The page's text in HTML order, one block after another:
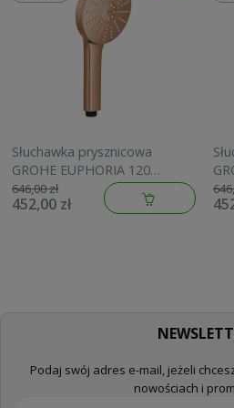
Słuchawka prysznicowa
GROHE EUPHORIA 120
brushed warm sunset
134883DL00
646,00 zł
452,00 zł
Podaj swój adres e-mail, jeżeli
nowościach i